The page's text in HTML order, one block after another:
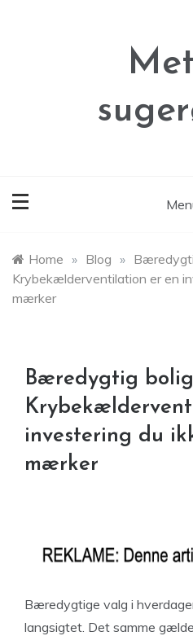
Home » Blog »
Krybekælderventilation er en
mærker
Bæredygtig
investering du
mærker
Bæredygtige valg i
langsigtet. Det samme